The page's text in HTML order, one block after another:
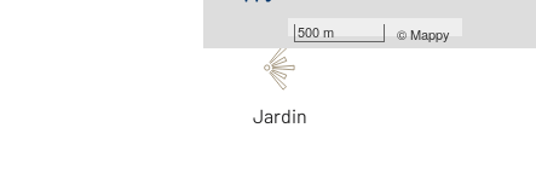
500 m ©Mappy
Jardin